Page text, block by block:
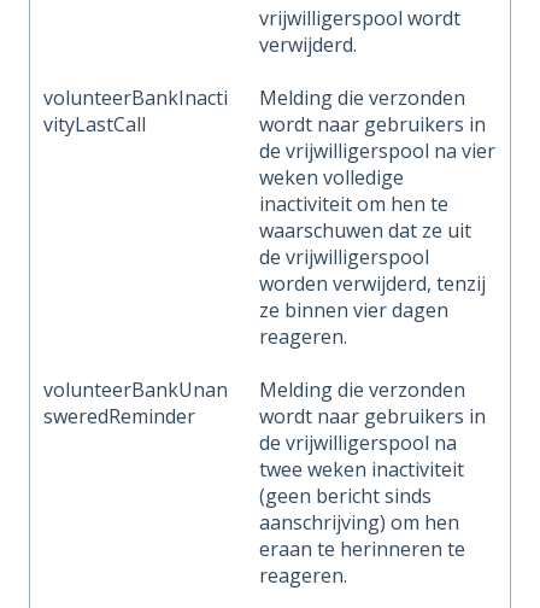
vrijwilligerspool wordt
verwijderd.
volunteerBankInacti
vityLastCall
Melding die verzonden
wordt naar gebruikers in
de vrijwilligerspool na vier
weken volledige
inactiviteit om hen te
waarschuwen dat ze uit
de vrijwilligerspool
worden verwijderd, tenzij
ze binnen vier dagen
reageren.
volunteerBankUnan
sweredReminder
Melding die verzonden
wordt naar gebruikers in
de vrijwilligerspool na
twee weken inactiviteit
(geen bericht sinds
aanschrijving) om hen
eraan te herinneren te
reageren.